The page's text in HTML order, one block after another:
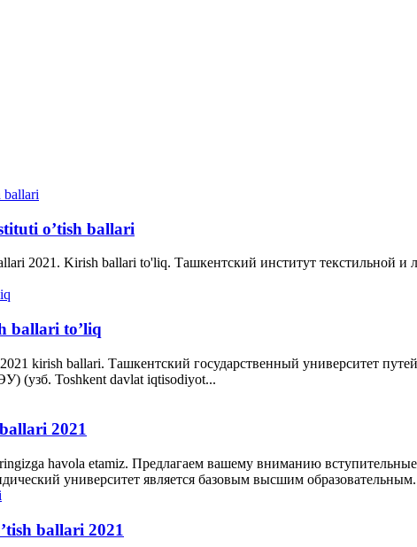
o’tish ballari
2021. Kirish ballari to'liq. Ташкентский институт текстильной
ballari to’liq
kirish ballari. Ташкентский государственный университет
(узб. Toshkent davlat iqtisodiyot...
2021
havola etamiz. Предлагаем вашему вниманию
университет является базовым высшим
ballari 2021